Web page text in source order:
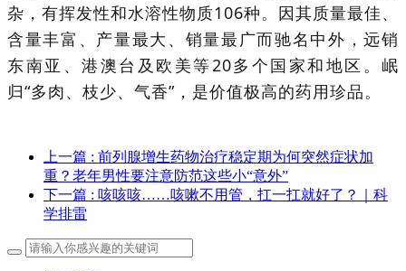
杂，有挥发性和水溶性物质106种。因其质量最佳、
含量丰富、产量最大、销量最广而驰名中外，远销
东南亚、港澳台及欧美等20多个国家和地区。岷
归“多肉、枝少、气香”，是价值极高的药用珍品。
上一篇 : 前列腺增生药物治疗稳定期为何突然症状加
重？老年男性要注意防范这些小“意外”
下一篇 : 咳咳咳……咳嗽不用管，扛一扛就好了？｜科
学排雷